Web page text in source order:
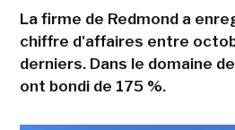
La firme de Redmond a
chiffre d'affaires entre
derniers. Dans le domaine
ont bondi de 175 %.